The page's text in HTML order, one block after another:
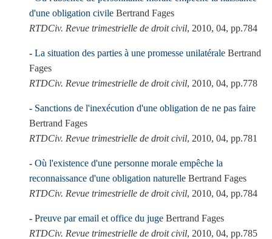
d'une obligation civile Bertrand Fages
RTDCiv. Revue trimestrielle de droit civil, 2010, 04, pp.784
La situation des parties à une promesse unilatérale Bertrand
Fages
RTDCiv. Revue trimestrielle de droit civil, 2010, 04, pp.778
Sanctions de l'inexécution d'une obligation de ne pas faire
Bertrand Fages
RTDCiv. Revue trimestrielle de droit civil, 2010, 04, pp.781
Où l'existence d'une personne morale empêche la
reconnaissance d'une obligation naturelle Bertrand Fages
RTDCiv. Revue trimestrielle de droit civil, 2010, 04, pp.784
Preuve par email et office du juge Bertrand Fages
RTDCiv. Revue trimestrielle de droit civil, 2010, 04, pp.785